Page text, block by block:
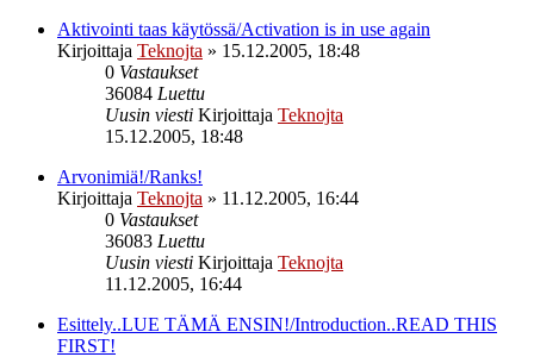
Aktivointi taas käytössä/Activation is in use again
Kirjoittaja Teknojta » 15.12.2005, 18:48
0 Vastaukset
36084 Luettu
Uusin viesti Kirjoittaja Teknojta
15.12.2005, 18:48
Arvonimiä!/Ranks!
Kirjoittaja Teknojta » 11.12.2005, 16:44
0 Vastaukset
36083 Luettu
Uusin viesti Kirjoittaja Teknojta
11.12.2005, 16:44
Esittely..LUE TÄMÄ ENSIN!/Introduction..READ THIS
FIRST!